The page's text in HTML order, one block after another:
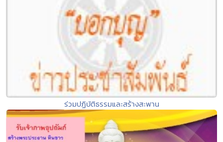
ร่วมปฏิบัติธรรมและสร้างสะพาน